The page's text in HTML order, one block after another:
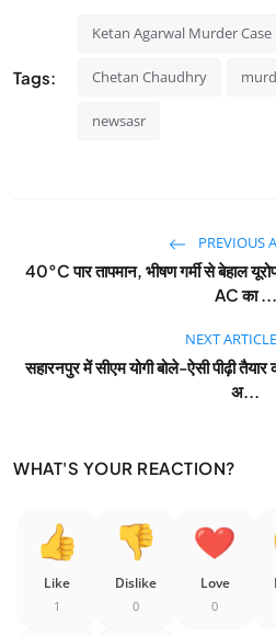
Tags:
Ketan Agarwal Murder Case
Chetan Chaudhry
newsasr
PREVIOUS
40°C पार तापमान, भीषण गर्मी से बेहाल
AC का ...
NEXT ARTICLE
सहारनपुर में सीएम योगी बोले-ऐसी पीढ़ी
अ...
WHAT'S YOUR REACTION?
Like
1
Dislike
0
Love
0